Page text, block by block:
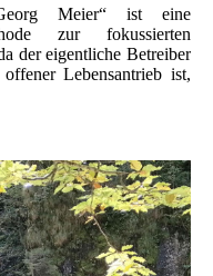
Meier“ ist eine
zur fokussierten
der eigentliche Betreiber
Lebensantrieb ist,